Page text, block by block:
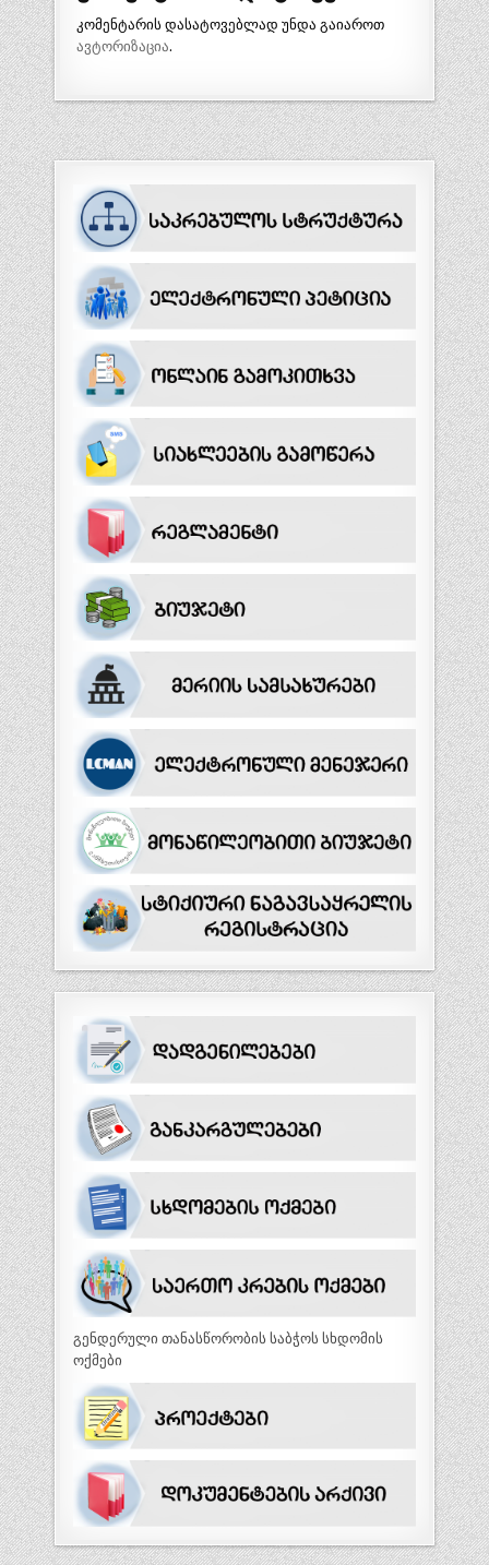
კომენტარის დასატოვებლად უნდა გაიაროთ
ავტორიზაცია.
გენდერული თანასწორობის საბჭოს სხდომის
ოქმები